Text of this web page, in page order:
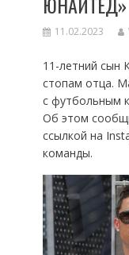
11.02.2023
11-летний сын
стопам отца.
с футбольным
Об этом
ссылкой на
команды.